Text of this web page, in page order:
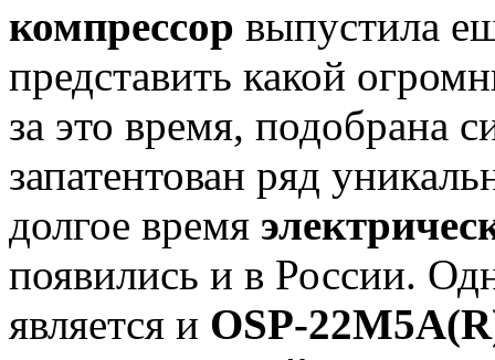
компрессор выпустила
представить какой
за это время, подобрана
запатентован ряд
долгое время
появились и в России.
является и OSP-